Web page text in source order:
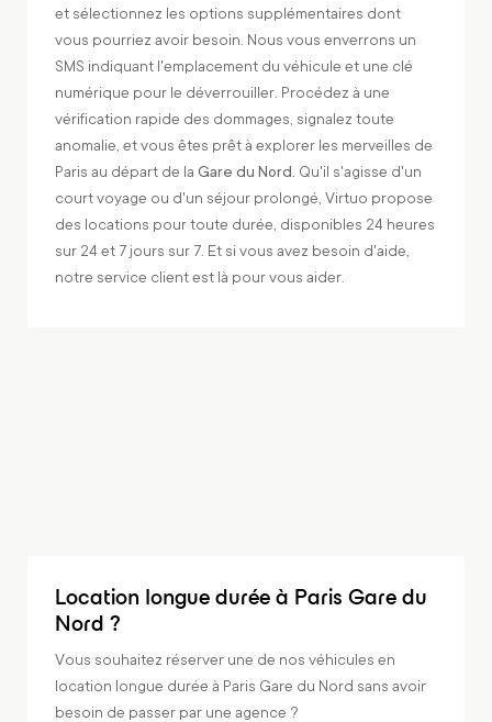
et sélectionnez les options supplémentaires dont
vous pourriez avoir besoin. Nous vous enverrons un
SMS indiquant l'emplacement du véhicule et une clé
numérique pour le déverrouiller. Procédez à une
vérification rapide des dommages, signalez toute
anomalie, et vous êtes prêt à explorer les merveilles de
Paris au départ de la Gare du Nord. Qu'il s'agisse d'un
court voyage ou d'un séjour prolongé, Virtuo propose
des locations pour toute durée, disponibles 24 heures
sur 24 et 7 jours sur 7. Et si vous avez besoin d'aide,
notre service client est là pour vous aider.
Location longue durée à Paris Gare du
Nord ?
Vous souhaitez réserver une de nos véhicules en
location longue durée à Paris Gare du Nord sans avoir
besoin de passer par une agence ?